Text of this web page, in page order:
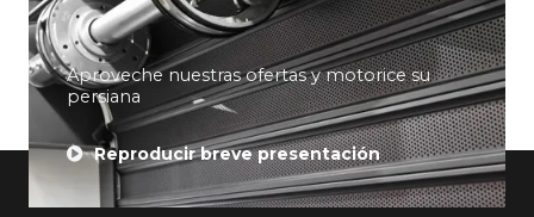
Aproveche nuestras ofertas y motorice su
persiana
Reproducir breve presentación